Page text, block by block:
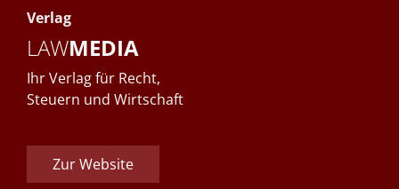
Verlag
LAWMEDIA
Ihr Verlag für Recht,
Steuern und Wirtschaft
Zur Website